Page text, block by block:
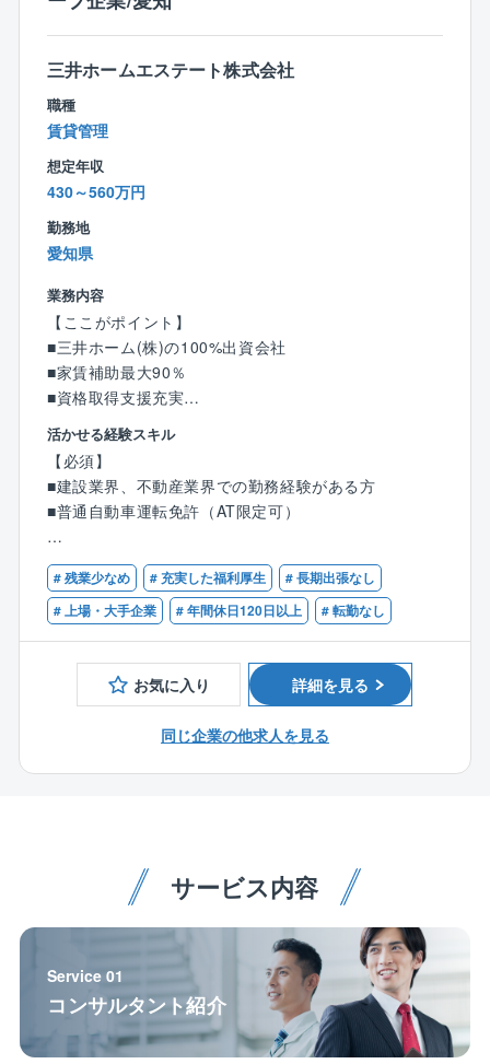
リフォームの施工管理業務を担当していただきます。
その他に、三井ホームが実施している建物の10年点
検、建物を管理する前の受託前点検も施工管理の大切
な仕事です。
【外装工事の施工管理業務】
■アパートの施工管理が全体の8割ほど
■その他にマンション・戸建の施工管理の依頼もあり
■アパートの場合、1現場につき1カ月を目安に施工管理
■マンションのような大きな現場になると2～3カ月ほど
かかります
■営業所ごとに管理する賃貸物件が決まっているので、
基本的には担当エリア内の現場に向かいます（状況に
よりイレギュラー案件あり）
【その他の担当業務】
■三井ホーム10年保証の10年点検（アパートが中心）
■受託前点検（管理前の物件に法令違反がないか等の調
査）
■各業務に関わる事務処理など
【その他詳細】
■案件は東京を中心とする一都三県となります。
■常駐でなく、巡回での業務
■外勤6割：内勤4割の業務イメージ
現場に出ずにオフィス内で業務いただくことも多く
ございます。
三井ホームエステート株式会社
職種
賃貸管理
想定年収
430～560万円
勤務地
愛知県
業務内容
【ここがポイント】
■三井ホーム(株)の100%出資会社
■家賃補助最大90％
■資格取得支援充実
■社員を大切にした育成＆環境整備で働きやすい環境
【業務内容】
オーナーの賃貸事業の収益を最大化させるために、物
件のリーシング(入居者募集)や管理業務を担当いただき
ます。
※入社段階で適性を見て配属を決定。ほとんどの方は物
件管理のお仕事からスタートしています。
※物件管理業務は、アパートやマンションの賃貸物件を
オーナーさま（法人）に代わり管理するお仕事です。
■入居者からの問い合わせ対応
■退去時の立ち会い、原状回復工事の手配、敷金精算
■新築物件に関する提案 など
【1日の流れの一例】
09:00 出社 メールの確認・返信
10:00 電話対応
11:00 見積り作成 オーナーさまへご連絡
13:00 外回り（オーナーさま訪問・空室確認）
活かせる経験スキル
【必須】
■建設業界、不動産業界での勤務経験がある方
■普通自動車運転免許（AT限定可）
【歓迎】
■宅地建物取引士資格保有者
■賃貸不動産経営管理士
■リーシング・賃貸仲介
■不動産売買の経験
# 残業少なめ # 充実した福利厚生
# 長期出張なし
# 上場・大手企業
# 年間休日120日以上 # 転勤なし
お気に入り 詳細を見る
同じ企業の他求人を見る
サービス内容
Service 01
コンサルタント紹介